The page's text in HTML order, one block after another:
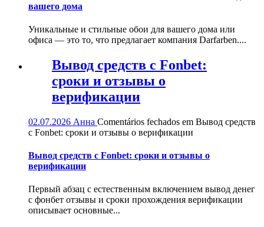
вашего дома
Уникальные и стильные обои для вашего дома или
офиса — это то, что предлагает компания Darfarben....
Вывод средств с Fonbet:
сроки и отзывы о
верификации
02.07.2026 Анна Comentários fechados em Вывод средств
с Fonbet: сроки и отзывы о верификации
Вывод средств с Fonbet: сроки и отзывы о
верификации
Первый абзац с естественным включением вывод денег
с фонбет отзывы и сроки прохождения верификации
описывает основные...